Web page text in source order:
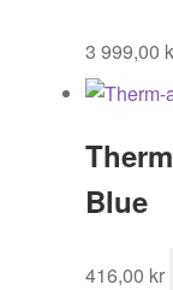
3 999,00
Blue
416,00 kr